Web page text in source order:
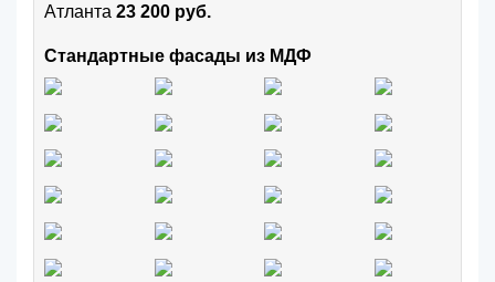
Атланта 23 200 руб.
Стандартные фасады из МДФ